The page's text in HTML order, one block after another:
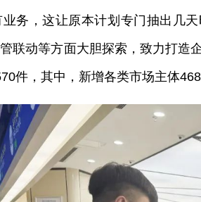
务，这让原本计划专门抽出几
联动等方面大胆探索，致力打造
件，其中，新增各类市场主体